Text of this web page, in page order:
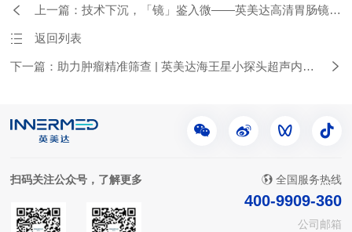
上一篇：技术下沉，「镜」鉴入微——英美达高清胃肠镜赋
返回列表
下一篇：助力肿瘤精准筛查 | 英美达海王星小探头超声内镜
扫码关注公众号，了解更多 全国服务热线
400-9909-360
公司邮箱